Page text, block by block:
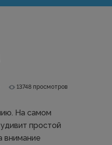
13748 просмотров
На самом
простой
внимание